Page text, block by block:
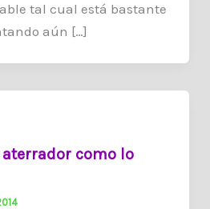
tal cual está bastante
aún […]
como lo